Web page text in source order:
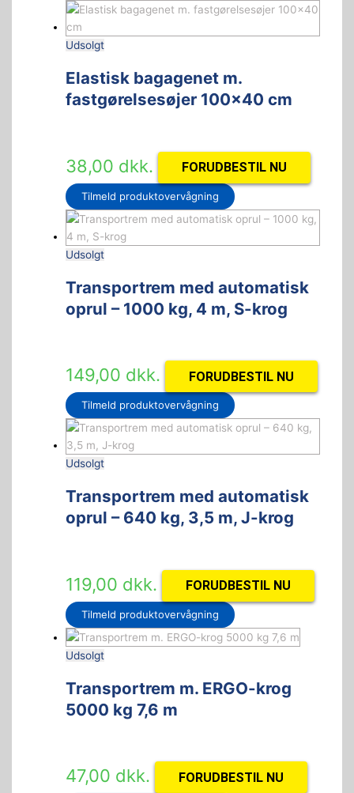
Udsolgt
Elastisk bagagenet m.
fastgørelsesøjer 100×40 cm
38,00 dkk. FORUDBESTIL NU
Tilmeld produktovervågning
Udsolgt
Transportrem med automatisk
oprul – 1000 kg, 4 m, S-krog
149,00 dkk. FORUDBESTIL NU
Tilmeld produktovervågning
Udsolgt
Transportrem med automatisk
oprul – 640 kg, 3,5 m, J-krog
119,00 dkk. FORUDBESTIL NU
Tilmeld produktovervågning
Udsolgt
Transportrem m. ERGO-krog
5000 kg 7,6 m
47,00 dkk. FORUDBESTIL NU